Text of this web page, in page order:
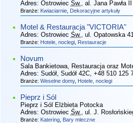
Adres: Ostrowiec Św. , al. Jana Pawła
Branże: Kwiaciarnie, Dekoracyjne artykuły
Motel & Restauracja "VICTORIA"
Adres: Ostrowiec Św. , ul. Opatowska 41
Branże: Hotele, noclegi, Restauracje
Novum
Sala Bankietowa, Restauracja oraz
Adres: Sudół, Sudół 42C, +48 510 125
Branże: Weselne domy, Hotele, noclegi
Pieprz i Sól
Pieprz i Sól Elżbieta Potocka
Adres: Ostrowiec Św. , ul. J.
Branże: Katering, Bary mleczne